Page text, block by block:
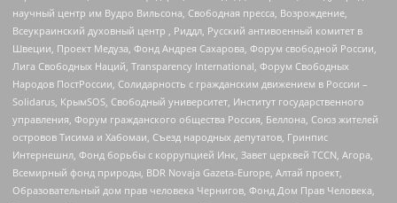
научный центр им Вудро Вильсона, Свободная пресса, Возрождение,
Всеукраинский духовный центр , Риддл, Русский антивоенный комитет в
Швеции, Проект Медуза, Фонд Андрея Сахарова, Форум свободной России,
Лига Свободных Наций, Transparеncy International, Форум Свободных
Народов ПостРоссии, Солидарность с гражданским движением в России –
Solidarus, КрымSOS, Свободный университет, Институт государственного
управления, Форум гражданского общества Россия, Беллона, Союз жителей
островов Тисима и Хабомаи, Съезд народных депутатов, Гринпис
Интернешнл, Фонд борьбы с коррупцией Инк, Завет церквей TCCN, Агора,
Всемирный фонд природы, BDR Novaja Gazeta-Europe, Алтай проект,
Образовательный дом прав человека Чернигов, Фонд Дом Прав Человека,